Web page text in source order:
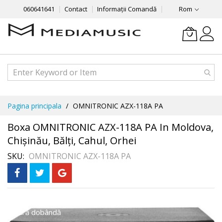
060641641 Contact Informații Comandă Rom
Continut
Pagina principala OMNITRONIC AZX-118A PA
Boxa OMNITRONIC AZX-118A PA In Moldova,
Chișinău, Bălți, Cahul, Orhei
SKU OMNITRONIC AZX-118A PA
fără dobândă